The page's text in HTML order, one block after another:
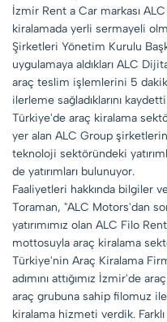
İzmir Rent a Car markası
kiralamada yerli sermayeli
Şirketleri Yönetim Kurulu
uygulamaya aldıkları ALC
araç teslim işlemlerini 5
ilerleme sağladıklarını
Türkiye'de araç kiralama
yer alan ALC Group
teknoloji sektöründeki
de yatırımları bulunuyor.
Faaliyetleri hakkında bilgiler
Toraman, "ALC Motors'dan
yatırımımız olan ALC Filo
mottosuyla araç kiralama
Türkiye'nin Araç Kiralama
adımını attığımız İzmir'de
araç grubuna sahip filomuz ile
kiralama hizmeti verdik.